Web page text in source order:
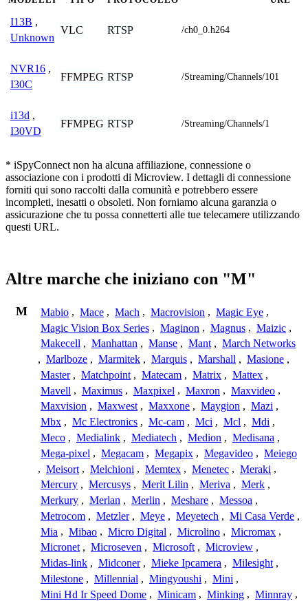
I13B ,
Unknown
VLC RTSP /ch0_0.h264
NVR16 ,
I30C
FFMPEG RTSP /Streaming/Channels/101
i13d ,
I30VD
FFMPEG RTSP /Streaming/Channels/1
* iSpyConnect non ha alcuna affiliazione, connessione o
associazione con i prodotti di Microview. I dettagli di connessione
forniti qui sono raccolti dalla comunità e potrebbero essere
incompleti, inesatti o obsoleti. Non forniamo alcuna garanzia o
assicurazione che tu possa connetterti alle tue telecamere utilizzando
questi URL.
Altre marche che iniziano con "M"
M Mabio , Mace , Mach , Macrovision , Magic Eye ,
Magic Vision Box Series , Maginon , Magnus , Maizic ,
Makecell , Manhattan , Manse , Mant , March Networks
, Marlboze , Marmitek , Marquis , Marshall , Masione ,
Master , Matchpoint , Matecam , Matrix , Mattex ,
Mavell , Maximus , Maxpixel , Maxron , Maxvideo ,
Maxvision , Maxwest , Maxxone , Maygion , Mazi ,
Mbx , Mc Electronics , Mc-cam , Mci , Mcl , Mdi ,
Meco , Medialink , Mediatech , Medion , Medisana ,
Mega-pixel , Megacam , Megapix , Megavideo , Meiego
, Meisort , Melchioni , Memtex , Menetec , Meraki ,
Mercury , Mercusys , Merit Lilin , Meriva , Merk ,
Merkury , Merlan , Merlin , Meshare , Messoa ,
Metrocom , Metzler , Meye , Meyetech , Mi Casa Verde ,
Mia , Mibao , Micro Digital , Microlino , Micromax ,
Micronet , Microseven , Microsoft , Microview ,
Midas-link , Midconer , Mieke Ipcamera , Milesight ,
Milestone , Millennial , Mingyoushi , Mini ,
Mini Hd Ir Speed Dome , Minicam , Minking , Minnray ,